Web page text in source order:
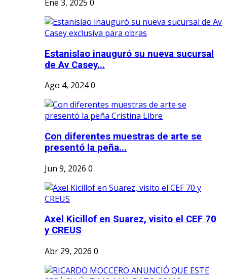
Ene 3, 2025 0
Estanislao inauguró su nueva sucursal
de Av Casey...
Ago 4, 20240
Con diferentes muestras de arte se
presentó la peña...
Jun 9, 2026 0
Axel Kicillof en Suarez, visito el CEF 70
y CREUS
Abr 29, 2026 0